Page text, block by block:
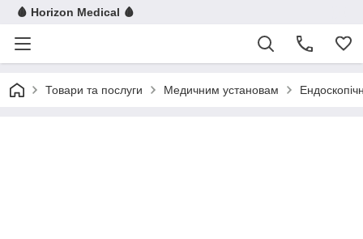
🩸 Horizon Medical 🩸
Товари та послуги Медичним установам